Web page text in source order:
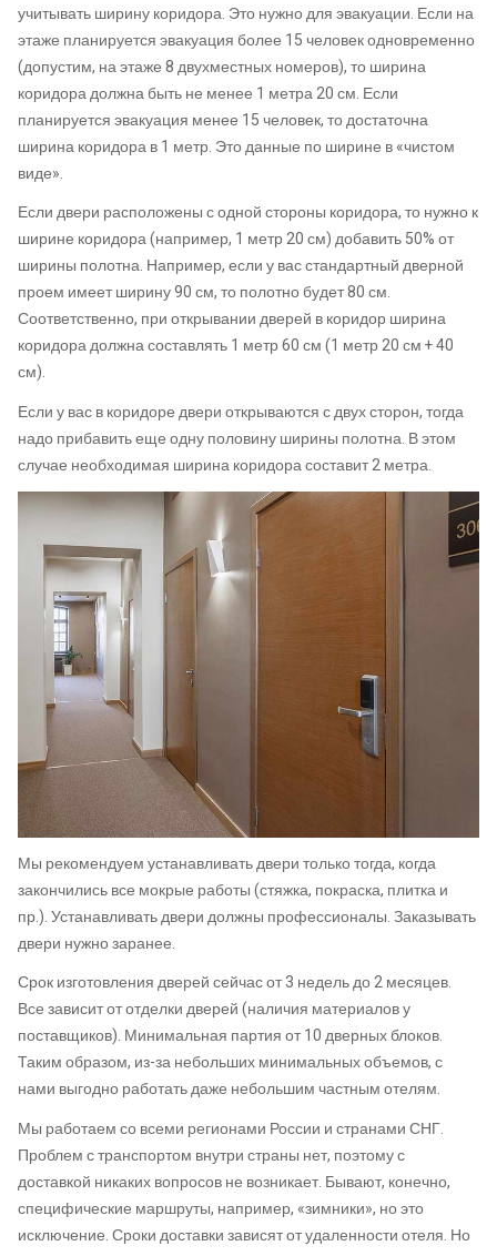
учитывать ширину коридора. Это нужно для эвакуации. Если на
этаже планируется эвакуация более 15 человек одновременно
(допустим, на этаже 8 двухместных номеров), то ширина
коридора должна быть не менее 1 метра 20 см. Если
планируется эвакуация менее 15 человек, то достаточна
ширина коридора в 1 метр. Это данные по ширине в «чистом
виде».
Если двери расположены с одной стороны коридора, то нужно к
ширине коридора (например, 1 метр 20 см) добавить 50% от
ширины полотна. Например, если у вас стандартный дверной
проем имеет ширину 90 см, то полотно будет 80 см.
Соответственно, при открывании дверей в коридор ширина
коридора должна составлять 1 метр 60 см (1 метр 20 см + 40
см).
Если у вас в коридоре двери открываются с двух сторон, тогда
надо прибавить еще одну половину ширины полотна. В этом
случае необходимая ширина коридора составит 2 метра.
Мы рекомендуем устанавливать двери только тогда, когда
закончились все мокрые работы (стяжка, покраска, плитка и
пр.). Устанавливать двери должны профессионалы. Заказывать
двери нужно заранее.
Срок изготовления дверей сейчас от 3 недель до 2 месяцев.
Все зависит от отделки дверей (наличия материалов у
поставщиков). Минимальная партия от 10 дверных блоков.
Таким образом, из-за небольших минимальных объемов, с
нами выгодно работать даже небольшим частным отелям.
Мы работаем со всеми регионами России и странами СНГ.
Проблем с транспортом внутри страны нет, поэтому с
доставкой никаких вопросов не возникает. Бывают, конечно,
специфические маршруты, например, «зимники», но это
исключение. Сроки доставки зависят от удаленности отеля. Но